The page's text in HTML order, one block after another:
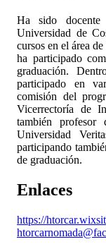
Ha sido
Universidad de
cursos en el área
ha participado
graduación.
participado en
comisión del
Vicerrectoría de
también
Universidad
participando
de graduación.
Enlaces
https://